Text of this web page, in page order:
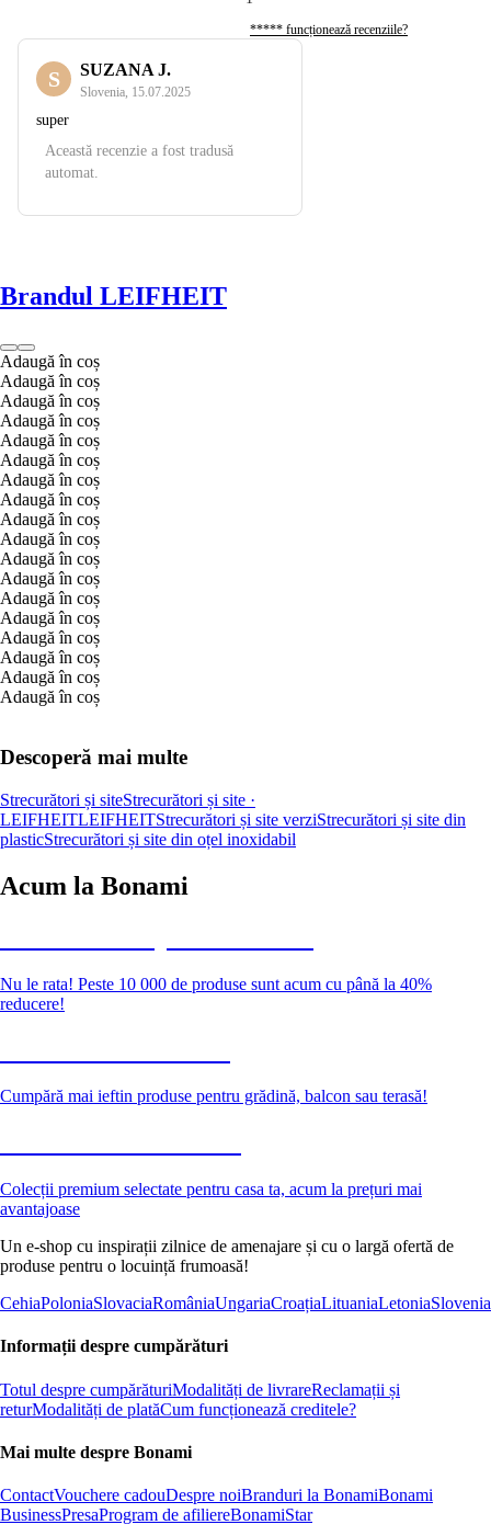
***** funcționează recenziile?
S SUZANA J.
Slovenia 15.07.2025
super
Această recenzie a fost tradusă
automat.
Brandul LEIFHEIT
Adaugă în coș
Adaugă în coș
Adaugă în coș
Adaugă în coș
Adaugă în coș
Adaugă în coș
Adaugă în coș
Adaugă în coș
Adaugă în coș
Adaugă în coș
Adaugă în coș
Adaugă în coș
Adaugă în coș
Adaugă în coș
Adaugă în coș
Adaugă în coș
Adaugă în coș
Adaugă în coș
Descoperă mai multe
Strecurători și siteStrecurători și site ·
LEIFHEITLEIFHEITStrecurători și site verziStrecurători și site din
plasticStrecurători și site din oțel inoxidabil
Acum la Bonami
Nu le rata! Peste 10 000 de produse sunt acum cu până la 40%
reducere!
Cumpără mai ieftin produse pentru grădină, balcon sau terasă!
Colecții premium selectate pentru casa ta, acum la prețuri mai
avantajoase
Un e-shop cu inspirații zilnice de amenajare și cu o largă ofertă de
produse pentru o locuință frumoasă!
CehiaPoloniaSlovaciaRomâniaUngariaCroațiaLituaniaLetoniaSlovenia
Informații despre cumpărături
Totul despre cumpărăturiModalități de livrareReclamații și
returModalități de platăCum funcționează creditele?
Mai multe despre Bonami
ContactVouchere cadouDespre noiBranduri la BonamiBonami
BusinessPresaProgram de afiliereBonamiStar